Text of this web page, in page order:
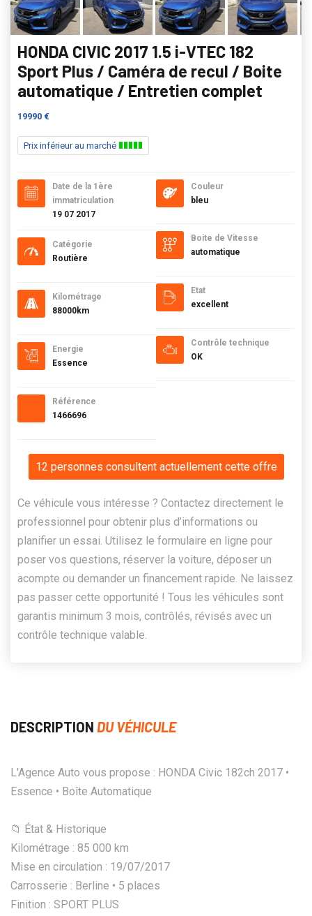
HONDA CIVIC 2017 1.5 i-VTEC 182
Sport Plus / Caméra de recul / Boite
automatique / Entretien complet
19990 €
Prix inférieur au marché
Date de la 1ère
immatriculation
19 07 2017
Catégorie
Routière
Kilométrage
88000km
Energie
Essence
Référence
1466696
Couleur
bleu
Boite de Vitesse
automatique
Etat
excellent
Contrôle technique
OK
12 personnes consultent actuellement cette offre
Ce véhicule vous intéresse ? Contactez directement le
professionnel pour obtenir plus d’informations ou
planifier un essai. Utilisez le formulaire en ligne pour
poser vos questions, réserver la voiture, déposer un
acompte ou demander un financement rapide. Ne laissez
pas passer cette opportunité ! Tous les véhicules sont
garantis minimum 3 mois, contrôlés, révisés avec un
contrôle technique valable.
DESCRIPTION DU VÉHICULE
L'Agence Auto vous propose : HONDA Civic 182ch 2017 •
Essence • Boîte Automatique
📁 État & Historique
Kilométrage : 85 000 km
Mise en circulation : 19/07/2017
Carrosserie : Berline • 5 places
Finition : SPORT PLUS